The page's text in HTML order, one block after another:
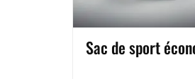
Sac de sport